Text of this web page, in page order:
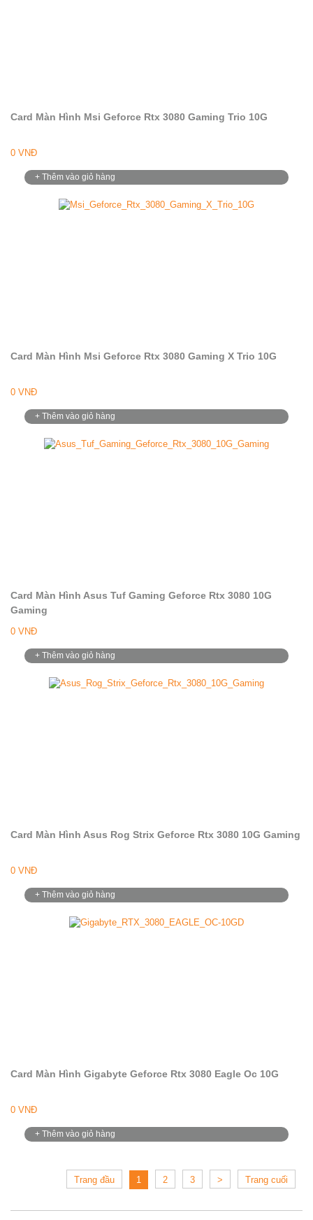
Card Màn Hình Msi Geforce Rtx 3080 Gaming Trio 10G
0 VNĐ
+ Thêm vào giỏ hàng
Card Màn Hình Msi Geforce Rtx 3080 Gaming X Trio 10G
0 VNĐ
+ Thêm vào giỏ hàng
Card Màn Hình Asus Tuf Gaming Geforce Rtx 3080 10G
Gaming
0 VNĐ
+ Thêm vào giỏ hàng
Card Màn Hình Asus Rog Strix Geforce Rtx 3080 10G Gaming
0 VNĐ
+ Thêm vào giỏ hàng
Card Màn Hình Gigabyte Geforce Rtx 3080 Eagle Oc 10G
0 VNĐ
+ Thêm vào giỏ hàng
Trang đầu 1 2 3 > Trang cuối